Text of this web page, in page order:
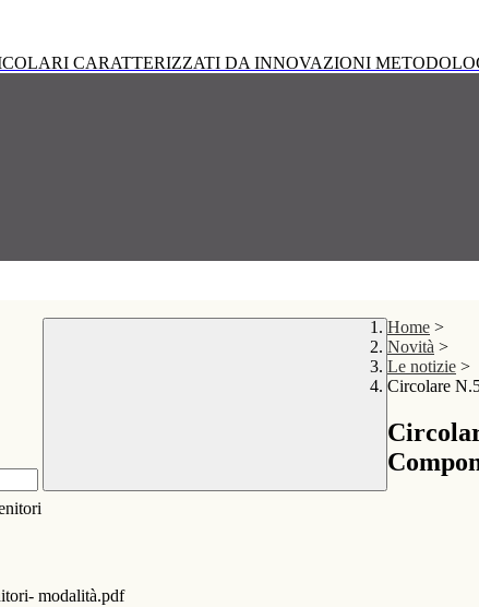
CARATTERIZZATI DA INNOVAZIONI
Home >
Novità >
Le notizie >
Circolare
modalità.pdf